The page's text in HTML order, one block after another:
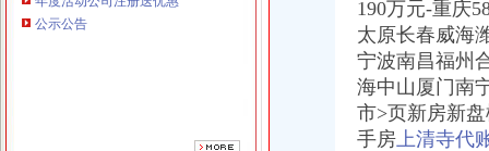
公示公告
重庆臣夫商贸有限公司 （执照专让）
重庆展优科技有限公司 渝中3万 （工商注册）
190万元-重庆
太原长春威海
宁波南昌福州
海中山厦门南
市>页新房新
手房上清寺代